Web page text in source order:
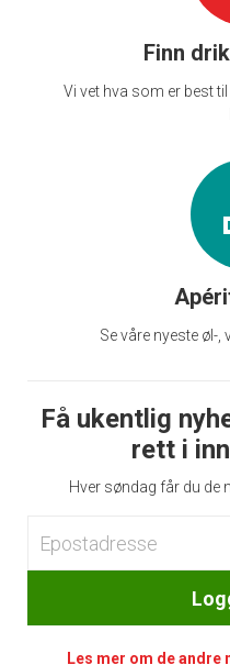
Finn
Vi vet hva som er best
Se våre nyeste øl-,
Få ukentlig
rett i
Hver søndag får du de
Les mer om de andre